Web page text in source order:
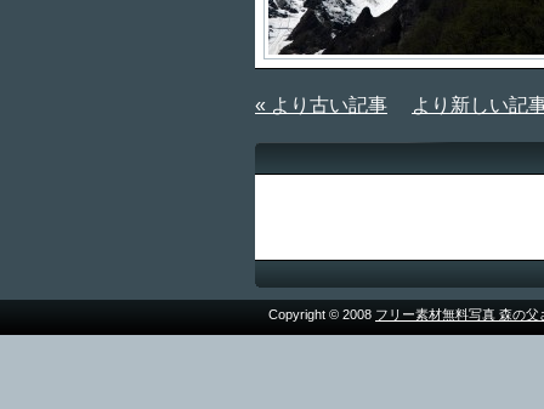
« より古い記事 より新しい記
Copyright © 2008 フリー素材無料写真 森の父